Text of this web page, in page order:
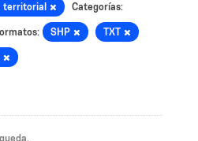
territorial Categorías:
SHP TXT